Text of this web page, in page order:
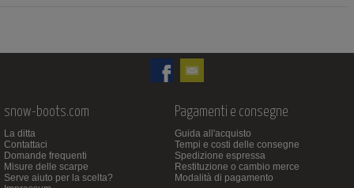
snow-boots.com
La ditta
Contattaci
Domande frequenti
Misure delle scarpe
Serve aiuto per la scelta?
Pagamenti e consegne
Guida all'acquisto
Tempi e costi delle consegne
Spedizione espressa
Restituzione o cambio merce
Modalità di pagamento